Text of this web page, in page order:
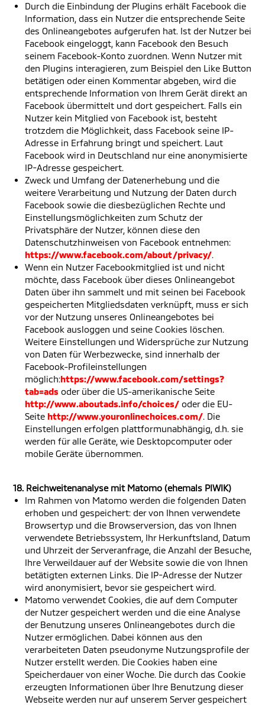
Durch die Einbindung der Plugins erhält Facebook die
Information, dass ein Nutzer die entsprechende Seite
des Onlineangebotes aufgerufen hat. Ist der Nutzer bei
Facebook eingeloggt, kann Facebook den Besuch
seinem Facebook-Konto zuordnen. Wenn Nutzer mit
den Plugins interagieren, zum Beispiel den Like Button
betätigen oder einen Kommentar abgeben, wird die
entsprechende Information von Ihrem Gerät direkt an
Facebook übermittelt und dort gespeichert. Falls ein
Nutzer kein Mitglied von Facebook ist, besteht
trotzdem die Möglichkeit, dass Facebook seine IP-
Adresse in Erfahrung bringt und speichert. Laut
Facebook wird in Deutschland nur eine anonymisierte
IP-Adresse gespeichert.
Zweck und Umfang der Datenerhebung und die
weitere Verarbeitung und Nutzung der Daten durch
Facebook sowie die diesbezüglichen Rechte und
Einstellungsmöglichkeiten zum Schutz der
Privatsphäre der Nutzer, können diese den
Datenschutzhinweisen von Facebook entnehmen:
https://www.facebook.com/about/privacy/.
Wenn ein Nutzer Facebookmitglied ist und nicht
möchte, dass Facebook über dieses Onlineangebot
Daten über ihn sammelt und mit seinen bei Facebook
gespeicherten Mitgliedsdaten verknüpft, muss er sich
vor der Nutzung unseres Onlineangebotes bei
Facebook ausloggen und seine Cookies löschen.
Weitere Einstellungen und Widersprüche zur Nutzung
von Daten für Werbezwecke, sind innerhalb der
Facebook-Profileinstellungen
möglich:https://www.facebook.com/settings?
tab=ads oder über die US-amerikanische Seite
http://www.aboutads.info/choices/oder die EU-
Seite http://www.youronlinechoices.com/. Die
Einstellungen erfolgen plattformunabhängig, d.h. sie
werden für alle Geräte, wie Desktopcomputer oder
mobile Geräte übernommen.
18. Reichweitenanalyse mit Matomo (ehemals PIWIK)
Im Rahmen von Matomo werden die folgenden Daten
erhoben und gespeichert: der von Ihnen verwendete
Browsertyp und die Browserversion, das von Ihnen
verwendete Betriebssystem, Ihr Herkunftsland, Datum
und Uhrzeit der Serveranfrage, die Anzahl der Besuche,
Ihre Verweildauer auf der Website sowie die von Ihnen
betätigten externen Links. Die IP-Adresse der Nutzer
wird anonymisiert, bevor sie gespeichert wird.
Matomo verwendet Cookies, die auf dem Computer
der Nutzer gespeichert werden und die eine Analyse
der Benutzung unseres Onlineangebotes durch die
Nutzer ermöglichen. Dabei können aus den
verarbeiteten Daten pseudonyme Nutzungsprofile der
Nutzer erstellt werden. Die Cookies haben eine
Speicherdauer von einer Woche. Die durch das Cookie
erzeugten Informationen über Ihre Benutzung dieser
Webseite werden nur auf unserem Server gespeichert